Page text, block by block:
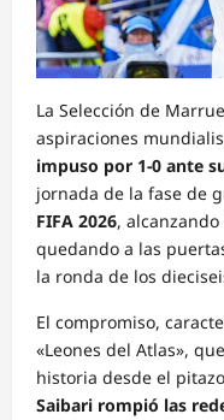
La Selección de
aspiraciones
impuso por 1-0 ante
jornada de la fase de
FIFA 2026,
quedando a las
la ronda de los
El compromiso,
«Leones del Atlas»,
historia desde el
Saibari rompió las